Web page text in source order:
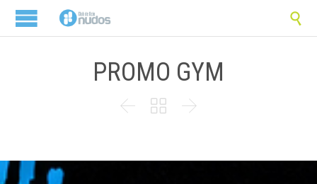

PROMO GYM
  